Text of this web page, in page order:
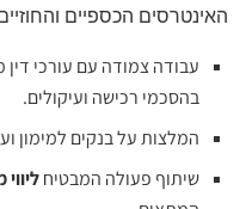
האינטרסים הכספיים
עבודה צמודה עם עורכי
בהסכמי רכישה ועיקולים.
המלצות על בנקים למימון
שיתוף פעולה המבטיח